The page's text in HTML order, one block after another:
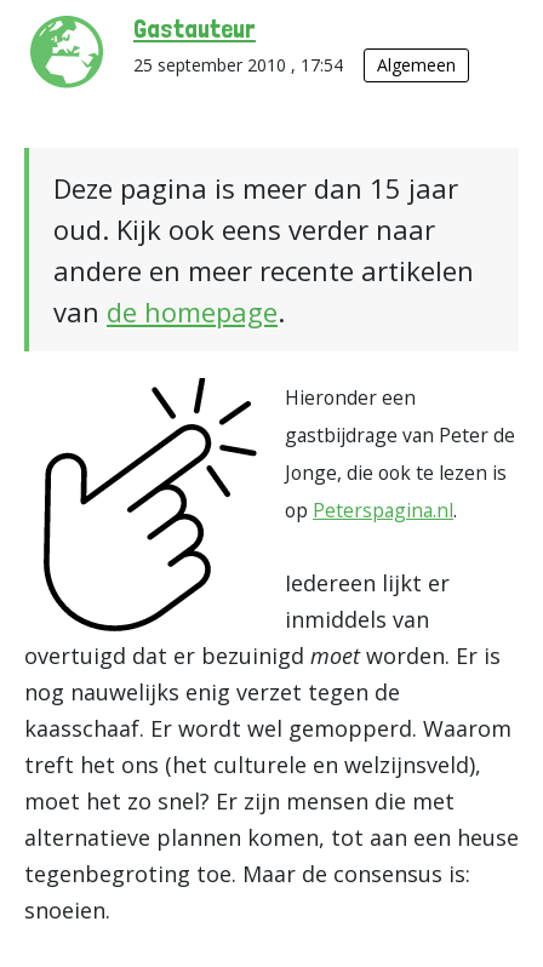
Gastauteur
25 september 2010 , 17:54 Algemeen
Deze pagina is meer dan 15 jaar
oud. Kijk ook eens verder naar
andere en meer recente artikelen
van de homepage.
Hieronder een
gastbijdrage van Peter de
Jonge, die ook te lezen is
op Peterspagina.nl.
Iedereen lijkt er
inmiddels van
overtuigd dat er bezuinigd moetworden. Er is
nog nauwelijks enig verzet tegen de
kaasschaaf. Er wordt wel gemopperd. Waarom
treft het ons (het culturele en welzijnsveld),
moet het zo snel? Er zijn mensen die met
alternatieve plannen komen, tot aan een heuse
tegenbegroting toe. Maar de consensus is:
snoeien.